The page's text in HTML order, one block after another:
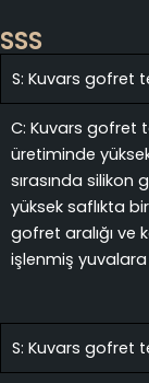
SSS
S: Kuvars gofret
C: Kuvars gofret
üretiminde yüksek
sırasında silikon
yüksek saflıkta bir
gofret aralığı ve
işlenmiş
S: Kuvars gofret